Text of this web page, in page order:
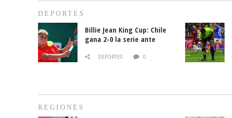
DEPORTES
Billie Jean King Cup: Chile
gana 2-0 la serie ante
DEPORTES 0
REGIONES